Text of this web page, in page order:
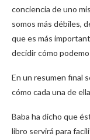
conciencia de uno
somos más débiles,
que es más
decidir cómo
En un resumen final
cómo cada una de
Baba ha dicho que
libro servirá para